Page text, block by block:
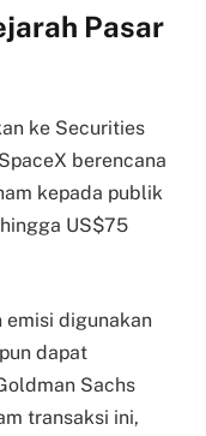
Pasar
ke Securities
berencana
kepada publik
US$75
emisi digunakan
dapat
Sachs
transaksi ini,